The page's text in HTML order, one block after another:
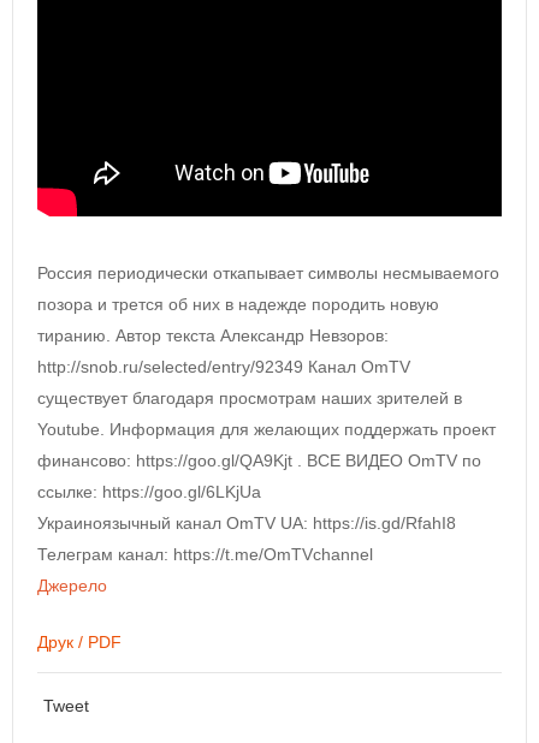
Россия периодически откапывает символы несмываемого
позора и трется об них в надежде породить новую
тиранию. Автор текста Александр Невзоров:
http://snob.ru/selected/entry/92349 Канал OmTV
существует благодаря просмотрам наших зрителей в
Youtube. Информация для желающих поддержать проект
финансово: https://goo.gl/QA9Kjt . ВСЕ ВИДЕО OmTV по
ссылке: https://goo.gl/6LKjUa
Украиноязычный канал OmTV UA: https://is.gd/RfahI8
Телеграм канал: https://t.me/OmTVchannel
Джерело
Друк / PDF
Tweet